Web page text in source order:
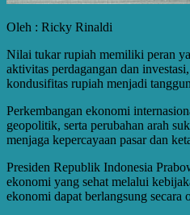
Oleh : Ricky Rinaldi
Nilai tukar rupiah memiliki peran
aktivitas perdagangan dan
kondusifitas rupiah menjadi
Perkembangan ekonomi
geopolitik, serta perubahan arah
menjaga kepercayaan pasar dan
Presiden Republik Indonesia
ekonomi yang sehat melalui
ekonomi dapat berlangsung secara